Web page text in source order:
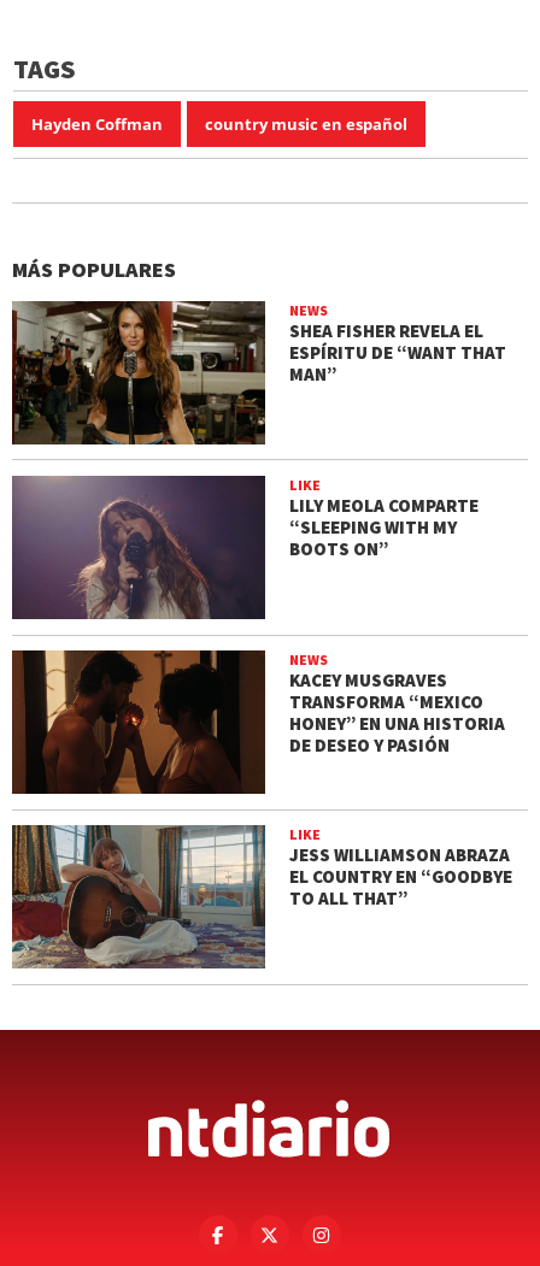
TAGS
Hayden Coffman country music en español
MÁS POPULARES
NEWS
SHEA FISHER REVELA EL
ESPÍRITU DE “WANT THAT
MAN”
LIKE
LILY MEOLA COMPARTE
“SLEEPING WITH MY
BOOTS ON”
NEWS
KACEY MUSGRAVES
TRANSFORMA “MEXICO
HONEY” EN UNA HISTORIA
DE DESEO Y PASIÓN
LIKE
JESS WILLIAMSON ABRAZA
EL COUNTRY EN “GOODBYE
TO ALL THAT”